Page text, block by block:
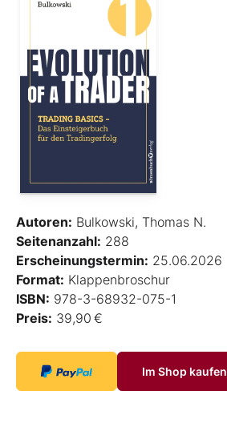
Autoren: Bulkowski, Thomas N.
Seitenanzahl: 288
Erscheinungstermin: 25.06.2026
Format: Klappenbroschur
ISBN: 978-3-68932-075-1
Preis: 39,90 €
Im Shop kaufen